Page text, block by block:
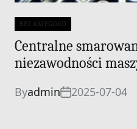
Categories
BEZ KATEGORII
Centralne
niezawodności
Byadmin 2025-07-04